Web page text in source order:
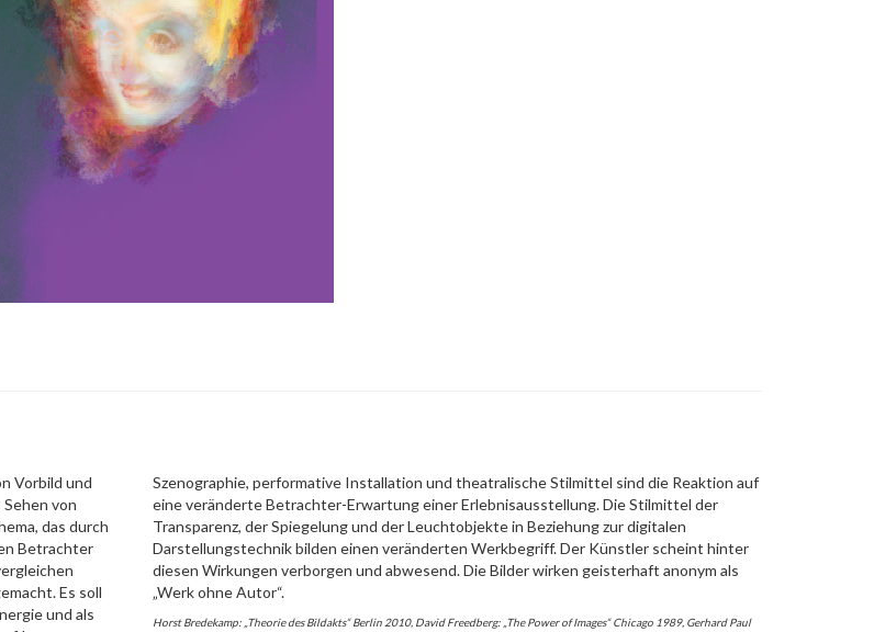
Vorbild und
von
das durch
Betrachter
Es soll
und als
Szenographie, performative Installation und theatralische Stilmittel sind die Reaktion auf
eine veränderte Betrachter-Erwartung einer Erlebnisausstellung. Die Stilmittel der
Transparenz, der Spiegelung und der Leuchtobjekte in Beziehung zur digitalen
Darstellungstechnik bilden einen veränderten Werkbegriff. Der Künstler scheint hinter
diesen Wirkungen verborgen und abwesend. Die Bilder wirken geisterhaft anonym als
„Werk ohne Autor“.
Horst Bredekamp: „Theorie des Bildakts“ Berlin 2010, David Freedberg: „The Power of Images“ Chicago 1989, Gerhard Paul